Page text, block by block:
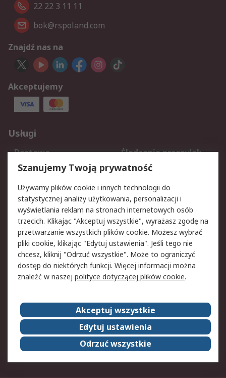
22 22 3 11 11
bok@rspoland.com
Znajdź nas na
Akceptujemy
Usługi
Dostawa
Śledzenie przesyłek
Reklamacje i zwroty
Rejestracja
Aspekty prawne
Bezpieczeństwo e-
maila
Polityka dotycząca
plików cookie
Polityka prywatności
Użytkowanie witryny
Zastrzeżenia prawne
Warunki Sprzedaży
Kontakt
O firmie RS
RS na świecie
Kariera
Nagrody dla RS
ESG
Szanujemy Twoją prywatność
Używamy plików cookie i innych technologii do
statystycznej analizy użytkowania, personalizacji i
wyświetlania reklam na stronach internetowych osób
trzecich. Klikając "Akceptuj wszystkie", wyrażasz zgodę na
przetwarzanie wszystkich plików cookie. Możesz wybrać
pliki cookie, klikając "Edytuj ustawienia". Jeśli tego nie
chcesz, kliknij "Odrzuć wszystkie". Może to ograniczyć
dostęp do niektórych funkcji. Więcej informacji można
znaleźć w naszej polityce dotyczącej plików cookie.
Akceptuj wszystkie
Edytuj ustawienia
Odrzuć wszystkie